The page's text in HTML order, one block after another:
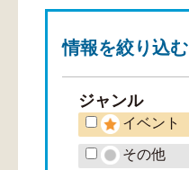
情報を絞り込む
ジャンル
イベント
その他